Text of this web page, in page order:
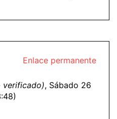
Enlace permanente
verificado), Sábado 26